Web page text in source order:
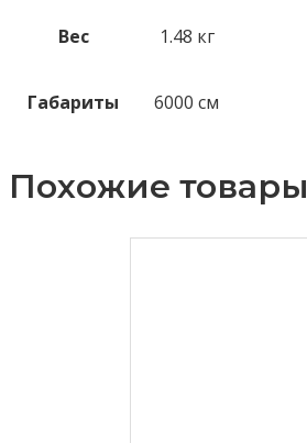
Вес 1.48 кг
Габариты 6000 см
Похожие товары